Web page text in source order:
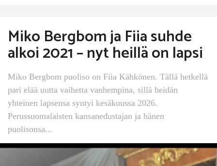
Miko Bergbom ja Fiia suhde
alkoi 2021 – nyt heillä on lapsi
Miko Bergbom puoliso on Fiia Kähkönen. Tällä hetkellä
pari elää uutta vaihetta vanhempina, sillä heidän
yhteinen lapsensa syntyi kesäkuussa 2026.
Perussuomalaisten kansanedustajan ja hänen
puolisonsa...